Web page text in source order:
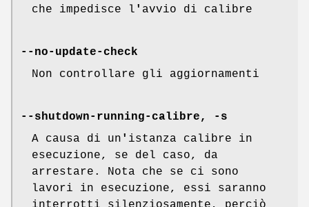
che impedisce l ' avvio di calibre
--no-update-check
Non controllare gli aggiornamenti
--shutdown-running-calibre, -s
A causa di un ' istanza calibre in
esecuzione, se del caso, da
arrestare. Nota che se ci sono
lavori in esecuzione, essi saranno